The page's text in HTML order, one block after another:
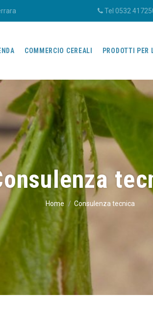
Tel 0532
COMMERCIO CEREALI PRODOTTI PER
Home Consulenza tecnica